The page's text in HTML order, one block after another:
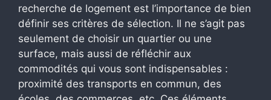
recherche de logement est l’importance de bien
définir ses critères de sélection. Il ne s’agit pas
seulement de choisir un quartier ou une
surface, mais aussi de réfléchir aux
commodités qui vous sont indispensables :
proximité des transports en commun, des